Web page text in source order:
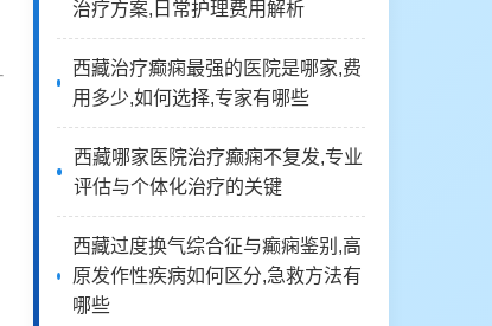
治疗方案,日常护理费用解析
西藏治疗癫痫最强的医院是哪家,费
用多少,如何选择,专家有哪些
西藏哪家医院治疗癫痫不复发,专业
评估与个体化治疗的关键
西藏过度换气综合征与癫痫鉴别,高
原发作性疾病如何区分,急救方法有
哪些